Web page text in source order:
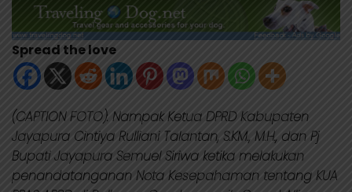
Spread the love
(CAPTION FOTO): Nampak Ketua DPRD Kabupaten
Jayapura Cintiya Rulliani Talantan, S.KM., M.H., dan Pj
Bupati Jayapura Semuel Siriwa ketika melakukan
penandatanganan Nota Kesepahaman tentang KUA